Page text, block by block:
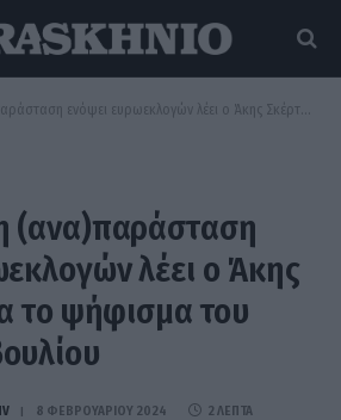
ευρωεκλογών λέει ο Άκης Σκέρτσος για το ψήφισμα του Ευρωκοινοβουλίου
(ανα)παράσταση
λέει ο Άκης
το ψήφισμα του
8 ΦΕΒΡΟΥΑΡΊΟΥ 2024 2 ΛΕΠΤΆ